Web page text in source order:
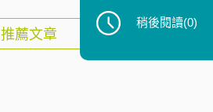
推薦文章
稍後閱讀(0)